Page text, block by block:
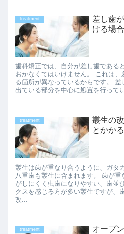
treatment
差し歯
ける場
歯科矯正では、自分が差し歯である
おかなくてはいけません。 これは
る箇所が異なっているからです。
出ている部分を中心に処置を行って
treatment
叢生の
とかか
叢生は歯が重なり合うように、ガタ
八重歯も叢生に含まれます。 歯が
がしにくく虫歯になりやすい、歯並
クスを感じる方が多い叢生ですが、
改...
treatment
オープ